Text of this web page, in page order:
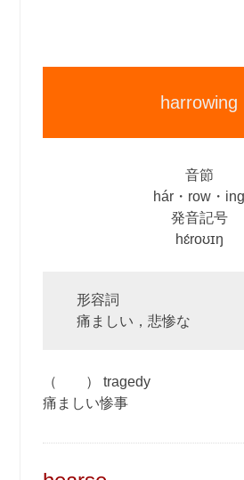
harrowing
音節
hár・row・ing
発音記号
hɛ́roʊɪŋ
形容詞
痛ましい，悲惨な
（ ） tragedy
痛ましい惨事